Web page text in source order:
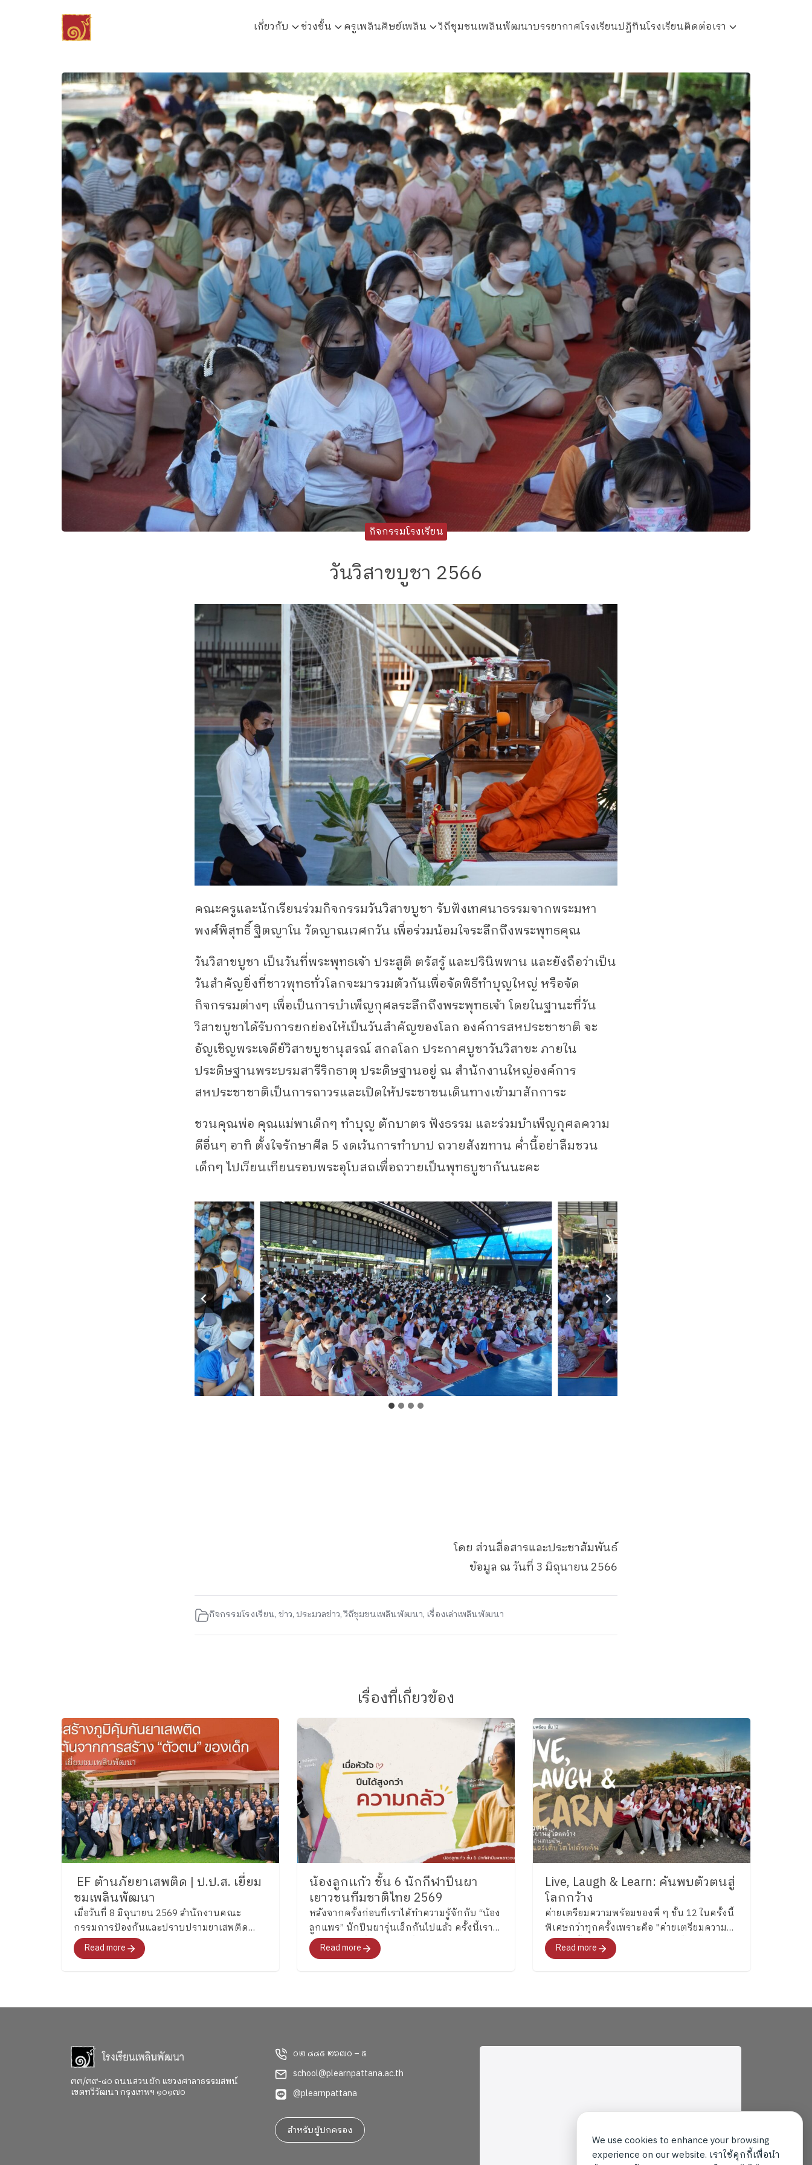
เกี่ยวกับ ช่วงชั้น ครูเพลินศิษย์เพลิน วิถีชุมชนเพลินพัฒนาบรรยากาศโรงเรียนปฏิทินโรงเรียนติดต่อเรา
for:
กิจกรรมโรงเรียน
วันวิสาขบูชา 2566
คณะครูและนักเรียนร่วมกิจกรรมวันวิสาขบูชา รับฟังเทศนาธรรมจากพระมหา
พงศ์พิสุทธิ์ ฐิตญาโน วัดญาณเวศกวัน เพื่อร่วมน้อมใจระลึกถึงพระพุทธคุณ
วันวิสาขบูชา เป็นวันที่พระพุทธเจ้า ประสูติ ตรัสรู้ และปรินิพพาน และยังถือว่าเป็น
วันสำคัญยิ่งที่ชาวพุทธทั่วโลกจะมารวมตัวกันเพื่อจัดพิธีทำบุญใหญ่ หรือจัด
กิจกรรมต่างๆ เพื่อเป็นการบำเพ็ญกุศลระลึกถึงพระพุทธเจ้า โดยในฐานะที่วัน
วิสาขบูชาได้รับการยกย่องให้เป็นวันสำคัญของโลก องค์การสหประชาชาติ จะ
อัญเชิญพระเจดีย์วิสาขบูชานุสรณ์ สกลโลก ประกาศบูชาวันวิสาขะ ภายใน
ประดิษฐานพระบรมสารีริกธาตุ ประดิษฐานอยู่ ณ สำนักงานใหญ่องค์การ
สหประชาชาติเป็นการถาวรและเปิดให้ประชาชนเดินทางเข้ามาสักการะ
ชวนคุณพ่อ คุณแม่พาเด็กๆ ทำบุญ ตักบาตร ฟังธรรม และร่วมบำเพ็ญกุศลความ
ดีอื่นๆ อาทิ ตั้งใจรักษาศีล 5 งดเว้นการทำบาป ถวายสังฆทาน ค่ำนี้อย่าลืมชวน
เด็กๆ ไปเวียนเทียนรอบพระอุโบสถเพื่อถวายเป็นพุทธบูชากันนะคะ
โดย ส่วนสื่อสารและประชาสัมพันธ์
ข้อมูล ณ วันที่ 3 มิถุนายน 2566
กิจกรรมโรงเรียน,ข่าว, ประมวลข่าว,วิถีชุมชนเพลินพัฒนา, เรื่องเล่าเพลินพัฒนา
เรื่องที่เกี่ยวข้อง
EF ต้านภัยยาเสพติด | ป.ป.ส. เยี่ยม
ชมเพลินพัฒนา
เมื่อวันที่ 8 มิถุนายน 2569 สำนักงานคณะ
กรรมการป้องกันและปราบปรามยาเสพติด
(ป.ป.ส.) ได้เข้าเยี่ยมชมและศึกษากระบวนการ
พัฒนาทักษะสมองเพื่อการจัดการชีวิต
Read more
น้องลูกเเก้ว ชั้น 6 นักกีฬาปีนผา
เยาวชนทีมชาติไทย 2569
หลังจากครั้งก่อนที่เราได้ทำความรู้จักกับ “น้อง
ลูกแพร” นักปีนผารุ่นเล็กกันไปแล้ว ครั้งนี้เรา
จะพาไปรู้จักพี่สาวคนโต ซึ่งล่าสุดได้รับการคัด
เลือกเป็นหนึ่งในนักกีฬาปีนผาเยาวชนทีมชาติ
Read more
Live, Laugh & Learn: ค้นพบตัวตนสู่
โลกกว้าง
ค่ายเตรียมความพร้อมของพี่ ๆ ชั้น 12 ในครั้งนี้
พิเศษกว่าทุกครั้งเพราะคือ "ค่ายเตรียมความ
พร้อมครั้งสุดท้าย"สำหรับอนาคตที่พวกเขา
กำลังจะก้าวไปเผชิญที่จะพาทุกคนไปสำรวจ
Read more
๓๓/๓๙-๔๐ ถนนสวนผัก แขวงศาลาธรรมสพน์
เขตทวีวัฒนา กรุงเทพฯ ๑๐๑๗๐
๐๒ ๘๘๕ ๒๖๗๐ – ๕
school@plearnpattana.ac.th
@plearnpattana
สำหรับผู้ปกครอง
We use cookies to enhance your browsing
experience on our website. เราใช้คุกกี้เพื่อนำ